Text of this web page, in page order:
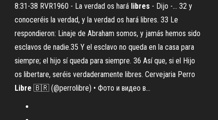
8:31-38 RVR1960 - La verdad os hará libres - Dijo -… 32 y
conoceréis la verdad, y la verdad os hará libres. 33 Le
respondieron: Linaje de Abraham somos, y jamás hemos sido
esclavos de nadie.35 Y el esclavo no queda en la casa para
siempre; el hijo sí queda para siempre. 36 Así que, si el Hijo
os libertare, seréis verdaderamente libres. Cervejaria Perro
Libre 🇧🇷 (@perrolibre) • Фото и видео в…